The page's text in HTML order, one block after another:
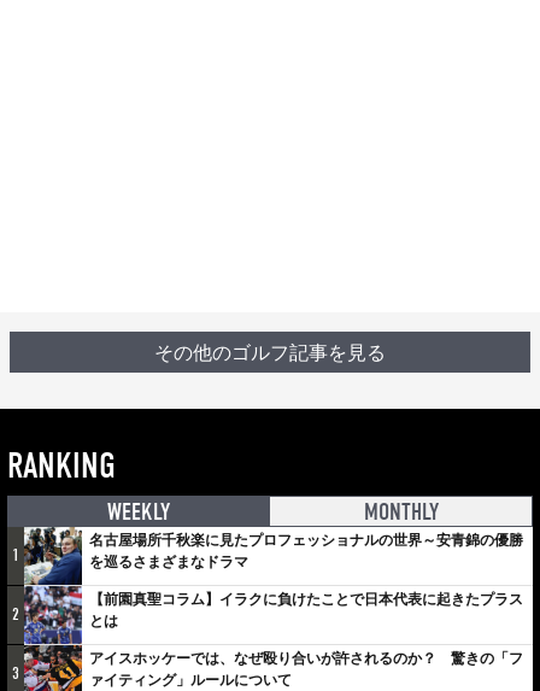
その他のゴルフ記事を見る
RANKING
WEEKLY MONTHLY
1
名古屋場所千秋楽に見たプロフェッショナルの世界～安青錦の優勝
を巡るさまざまなドラマ
2
【前園真聖コラム】イラクに負けたことで日本代表に起きたプラス
とは
3
アイスホッケーでは、なぜ殴り合いが許されるのか？ 驚きの「フ
ァイティング」ルールについて